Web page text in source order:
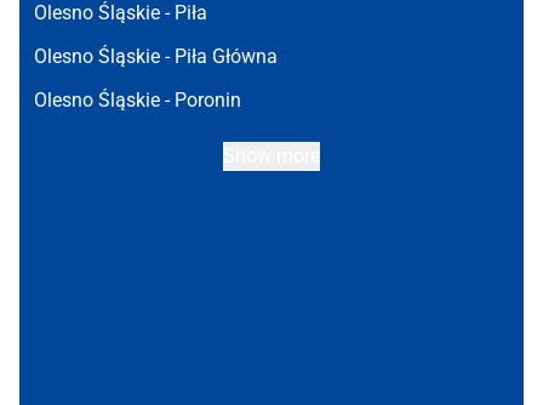
Olesno Śląskie - Piła
Olesno Śląskie - Piła Główna
Olesno Śląskie - Poronin